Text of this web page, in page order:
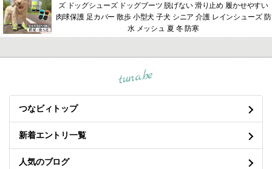
ズ ドッグシューズ ドッグブーツ 脱げない 滑り止め 履かせやすい
肉球保護 足カバー 散歩 小型犬 子犬 シニア 介護 レインシューズ 防
水 メッシュ 夏 冬 防寒
tuna.be
つなビィトップ
新着エントリ一覧
人気のブログ